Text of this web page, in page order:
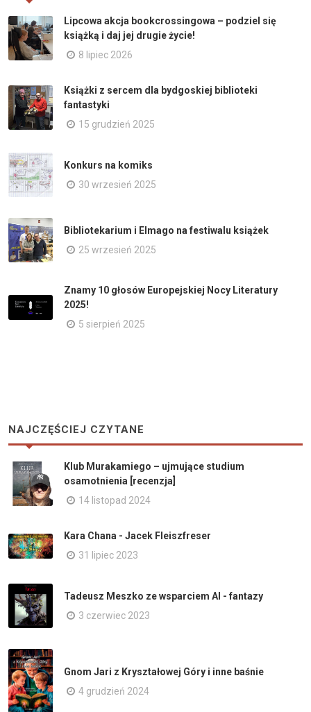
Lipcowa akcja bookcrossingowa – podziel się
książką i daj jej drugie życie!
8 lipiec 2026
Książki z sercem dla bydgoskiej biblioteki
fantastyki
15 grudzień 2025
Konkurs na komiks
30 wrzesień 2025
Bibliotekarium i Elmago na festiwalu książek
25 wrzesień 2025
Znamy 10 głosów Europejskiej Nocy Literatury
2025!
5 sierpień 2025
NAJCZĘŚCIEJ CZYTANE
Klub Murakamiego – ujmujące studium
osamotnienia [recenzja]
14 listopad 2024
Kara Chana - Jacek Fleiszfreser
31 lipiec 2023
Tadeusz Meszko ze wsparciem AI - fantazy
3 czerwiec 2023
Gnom Jari z Kryształowej Góry i inne baśnie
4 grudzień 2024